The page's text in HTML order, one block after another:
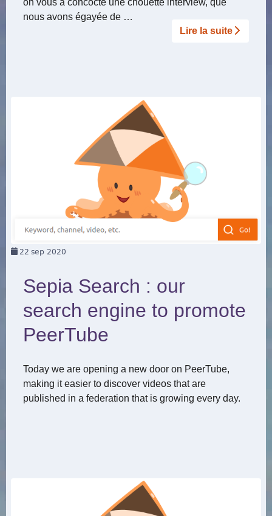
on vous a concocté une chouette interview, que
nous avons égayée de …
Lire la suite­­
22 sep 2020
Sepia Search : our
search engine to promote
PeerTube
Today we are opening a new door on PeerTube,
making it easier to discover videos that are
published in a federation that is growing every day.